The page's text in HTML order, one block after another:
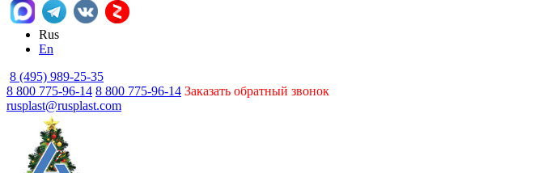
Rus
En
8 (495) 989-25-35
8 800 775-96-14 8 800 775-96-14 Заказать обратный звонок
rusplast@rusplast.com